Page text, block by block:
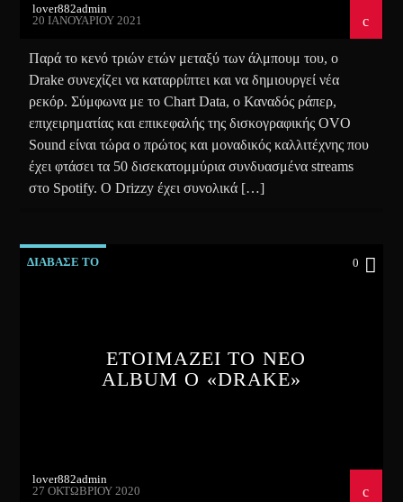
lover882admin
20 ΙΑΝΟΥΑΡΊΟΥ 2021
Παρά το κενό τριών ετών μεταξύ των άλμπουμ του, ο
Drake συνεχίζει να καταρρίπτει και να δημιουργεί νέα
ρεκόρ. Σύμφωνα με το Chart Data, ο Καναδός ράπερ,
επιχειρηματίας και επικεφαλής της δισκογραφικής OVO
Sound είναι τώρα ο πρώτος και μοναδικός καλλιτέχνης που
έχει φτάσει τα 50 δισεκατομμύρια συνδυασμένα streams
στο Spotify. Ο Drizzy έχει συνολικά […]
ΔΙΑΒΑΣΕ ΤΟ 0
ΕΤΟΙΜΑΖΕΙ ΤΟ ΝΕΟ
ALBUM O «DRAKE»
lover882admin
27 ΟΚΤΩΒΡΊΟΥ 2020